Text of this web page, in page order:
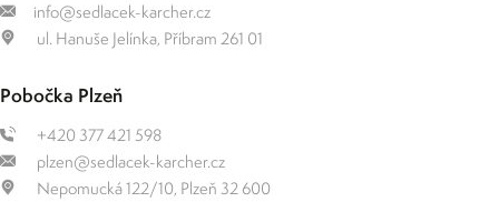
info@sedlacek-karcher.cz
ul. Hanuše Jelínka, Příbram 261 01
Pobočka Plzeň
+420 377 421 598
plzen@sedlacek-karcher.cz
Nepomucká 122/10, Plzeň 32 600